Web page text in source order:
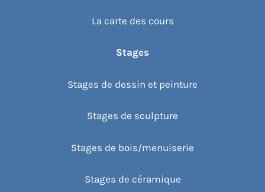
La carte des cours
Stages
Stages de dessin et peinture
Stages de sculpture
Stages de bois/menuiserie
Stages de céramique